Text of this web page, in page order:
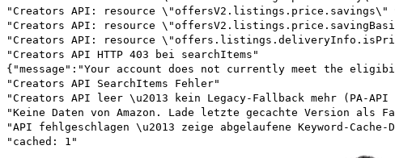
"Creators API: resource \"offersV2.listings.price.savings\"
"Creators API: resource
"Creators API: resource
"Creators API HTTP 403 bei searchItems"
{"message":"Your account does not currently meet the
"Creators API SearchItems Fehler"
"Creators API leer \u2013 kein Legacy-Fallback mehr (PA-
"Keine Daten von Amazon. Lade letzte gecachte Version als
"API fehlgeschlagen \u2013 zeige abgelaufene Keyword-
"cached: 1"